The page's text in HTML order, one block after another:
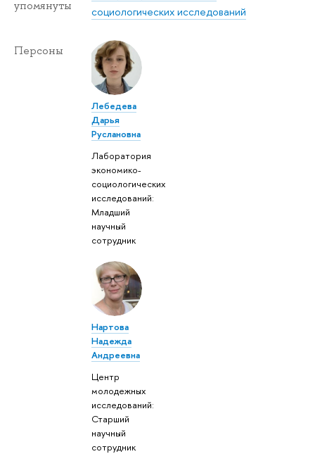
упомянуты
социологических исследований
Персоны
Лебедева
Дарья
Руслановна
Лаборатория
экономико-
социологических
исследований:
Младший
научный
сотрудник
Нартова
Надежда
Андреевна
Центр
молодежных
исследований:
Старший
научный
сотрудник